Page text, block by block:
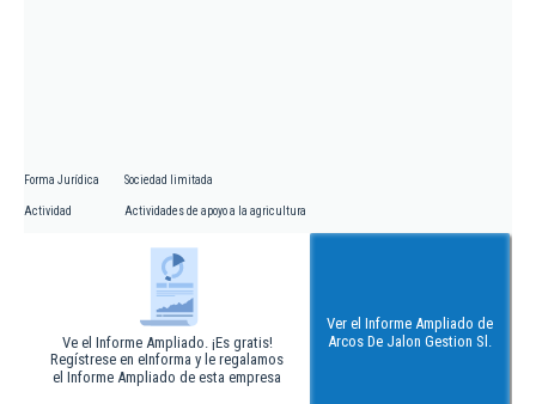
Forma Jurídica Sociedad limitada
Actividad Actividades de apoyo a la agricultura
Ve el Informe Ampliado. ¡Es gratis!
Regístrese en eInforma y le regalamos
el Informe Ampliado de esta empresa
Ver el Informe Ampliado de
Arcos De Jalon Gestion Sl.